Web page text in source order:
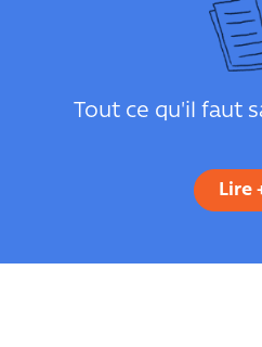
Tout ce qu'il faut
Lire